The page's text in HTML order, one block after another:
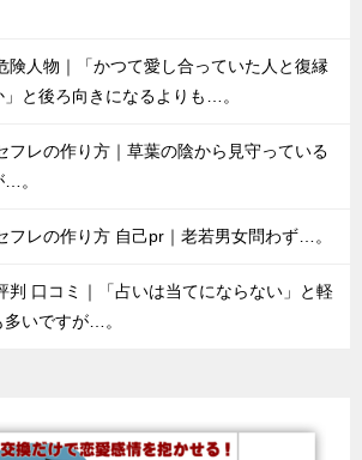
険人物｜「かつて愛し合っていた人と復縁
と後ろ向きになるよりも…。
フレの作り方｜草葉の陰から見守っている
。
フレの作り方 自己pr｜老若男女問わず…。
判 口コミ｜「占いは当てにならない」と軽
いですが…。